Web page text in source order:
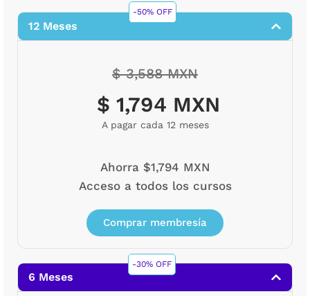
-50% OFF
12 Meses
$ 3,588 MXN
$ 1,794 MXN
A pagar cada 12 meses
Ahorra $1,794 MXN
Acceso a todos los cursos
Comprar membresía
-30% OFF
6 Meses